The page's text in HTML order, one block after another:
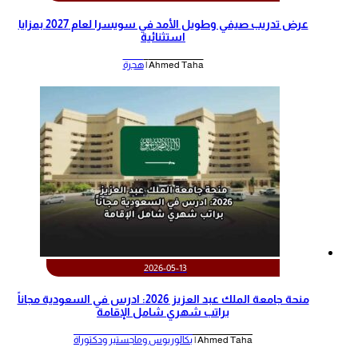
عرض تدريب صيفي وطويل الأمد في سويسرا لعام 2027 بمزايا
استثنائية
Ahmed Taha | هجرة
2026-05-13
منحة جامعة الملك عبد العزيز 2026: ادرس في السعودية مجاناً
براتب شهري شامل الإقامة
Ahmed Taha | بكالوريوس وماجستير ودكتوراة